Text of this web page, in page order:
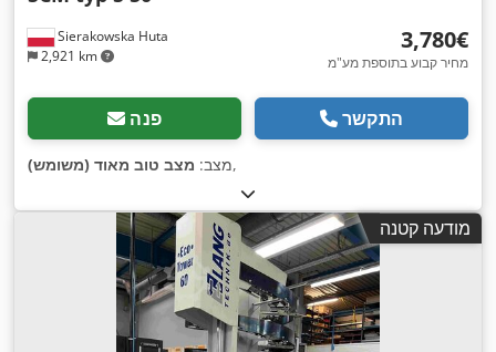
Sierakowska Huta
2,921 km
‏3,780 ‏€
מחיר קבוע בתוספת מע"מ
פנה התקשר
מצב: מצב טוב מאוד (משומש) ,
מודעה קטנה